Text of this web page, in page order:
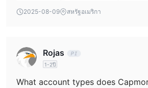
เปิดบัญชีซื้อขายด้วยเงินจริงเพื่อซื้อขายบนแพ
น้อยกว่าสำหรับผู้ค้าที่ยังใหม่ต่อการซื้อขายหรือ
เงิน
oversight makes it a riskier option for
jurisdiction where regulations are
concerns about the transparency and
broker. Additionally, the platform lacks
2025-08-09 สหรัฐอเมริกา
Rojas
1-2ปี
What account types does